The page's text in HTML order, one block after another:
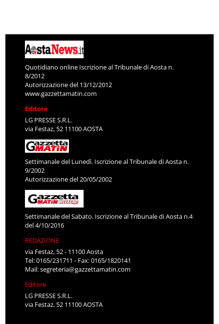
Quotidiano online Iscrizione al Tribunale di Aosta n.
8/2012
Autorizzazione del 13/12/2012
www.gazzettamatin.com
Editore
LG PRESSE S.R.L.
via Festaz, 52 11100 AOSTA
Settimanale del Lunedì. Iscrizione al Tribunale di Aosta n.
9/2002
Autorizzazione del 20/05/2002
Settimanale del Sabato. Iscrizione al Tribunale di Aosta n.4
del 4/10/2016
REDAZIONE
via Festaz, 52 - 11100 Aosta
Tel: 0165/231711 - Fax: 0165/1820141
Mail:segreteria@gazzettamatin.com
Editore
LG PRESSE S.R.L.
via Festaz, 52 11100 AOSTA